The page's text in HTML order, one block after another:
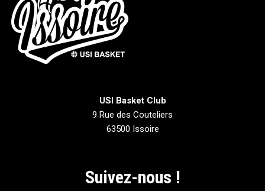
USI Basket Club
9 Rue des Couteliers
63500 Issoire
Suivez-nous !